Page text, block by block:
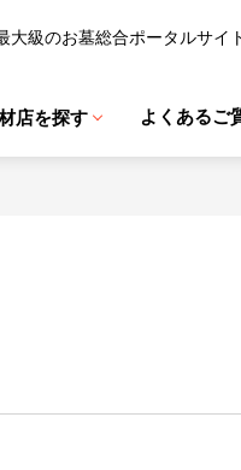
大級のお墓総合ポータルサイ
店を探す よくあるご